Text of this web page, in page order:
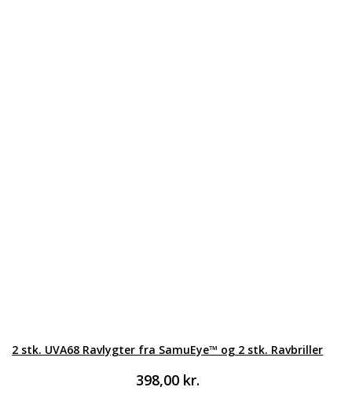
2 stk. UVA68 Ravlygter fra SamuEye™ og 2 stk. Ravbriller
398,00 kr.